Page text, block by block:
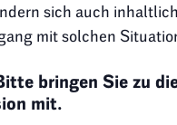
sich auch
mit solchen
bringen Sie zu
mit.